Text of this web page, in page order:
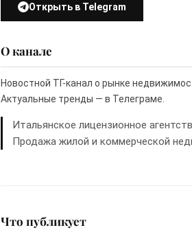
Открыть в Telegram
О канале
Новостной ТГ-канал о рынке
Актуальные тренды — в Телеграме.
Итальянское лицензионное
Продажа жилой и коммерческой
Что публикует